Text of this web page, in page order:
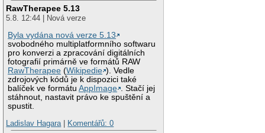
RawTherapee 5.13
5.8. 12:44 | Nová verze
Byla vydána nová verze 5.13
svobodného multiplatformního softwaru
pro konverzi a zpracování digitálních
fotografií primárně ve formátů RAW
RawTherapee (Wikipedie ). Vedle
zdrojových kódů je k dispozici také
balíček ve formátuAppImage
. Stačí jej
stáhnout, nastavit právo ke spuštění a
spustit.
Ladislav Hagara| Komentářů: 0